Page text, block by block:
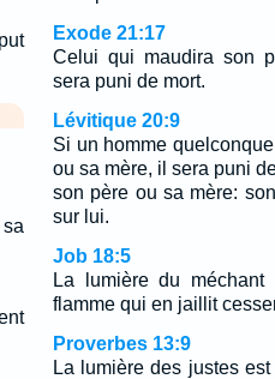
Exode 21:17
Celui qui maudira son
sera puni de mort.
Lévitique 20:9
Si un homme
ou sa mère, il sera puni
son père ou sa mère:
sur lui.
Job 18:5
La lumière du méchant
flamme qui en jaillit
Proverbes 13:9
La lumière des justes